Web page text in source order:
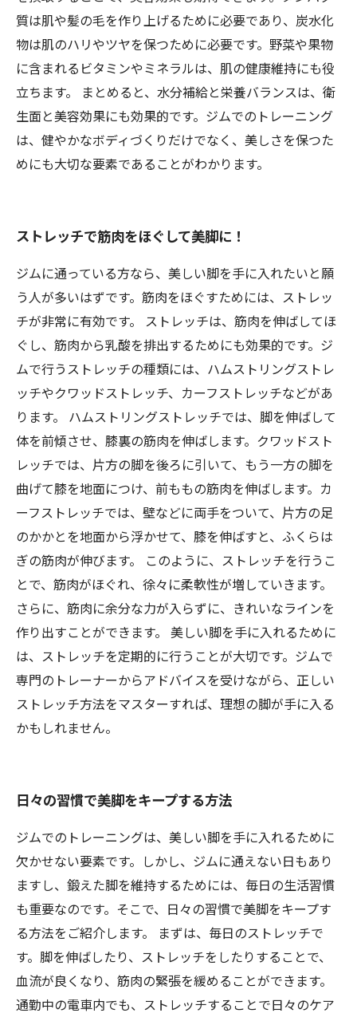
質は肌や髪の毛を作り上げるために必要であり、炭水化
物は肌のハリやツヤを保つために必要です。野菜や果物
に含まれるビタミンやミネラルは、肌の健康維持にも役
立ちます。 まとめると、水分補給と栄養バランスは、衛
生面と美容効果にも効果的です。ジムでのトレーニング
は、健やかなボディづくりだけでなく、美しさを保つた
めにも大切な要素であることがわかります。
ストレッチで筋肉をほぐして美脚に！
ジムに通っている方なら、美しい脚を手に入れたいと願
う人が多いはずです。筋肉をほぐすためには、ストレッ
チが非常に有効です。 ストレッチは、筋肉を伸ばしてほ
ぐし、筋肉から乳酸を排出するためにも効果的です。ジ
ムで行うストレッチの種類には、ハムストリングストレ
ッチやクワッドストレッチ、カーフストレッチなどがあ
ります。 ハムストリングストレッチでは、脚を伸ばして
体を前傾させ、膝裏の筋肉を伸ばします。クワッドスト
レッチでは、片方の脚を後ろに引いて、もう一方の脚を
曲げて膝を地面につけ、前ももの筋肉を伸ばします。カ
ーフストレッチでは、壁などに両手をついて、片方の足
のかかとを地面から浮かせて、膝を伸ばすと、ふくらは
ぎの筋肉が伸びます。 このように、ストレッチを行うこ
とで、筋肉がほぐれ、徐々に柔軟性が増していきます。
さらに、筋肉に余分な力が入らずに、きれいなラインを
作り出すことができます。 美しい脚を手に入れるために
は、ストレッチを定期的に行うことが大切です。ジムで
専門のトレーナーからアドバイスを受けながら、正しい
ストレッチ方法をマスターすれば、理想の脚が手に入る
かもしれません。
日々の習慣で美脚をキープする方法
ジムでのトレーニングは、美しい脚を手に入れるために
欠かせない要素です。しかし、ジムに通えない日もあり
ますし、鍛えた脚を維持するためには、毎日の生活習慣
も重要なのです。そこで、日々の習慣で美脚をキープす
る方法をご紹介します。 まずは、毎日のストレッチで
す。脚を伸ばしたり、ストレッチをしたりすることで、
血流が良くなり、筋肉の緊張を緩めることができます。
通勤中の電車内でも、ストレッチすることで日々のケア